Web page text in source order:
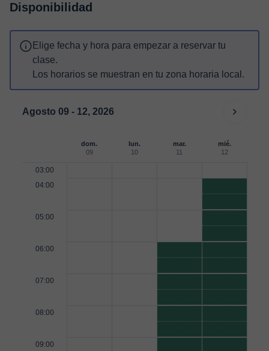
Disponibilidad
Elige fecha y hora para empezar a reservar tu
clase.
Los horarios se muestran en tu zona horaria local.
Agosto 09 - 12, 2026
dom.
09
lun.
10
mar.
11
mié.
12
03:00
04:00
05:00
06:00
07:00
08:00
09:00